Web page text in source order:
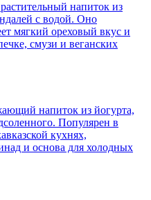
напиток из
с водой. Оно
мягкий ореховый вкус и
смузи и веганских
напиток из йогурта,
Популярен в
кухнях,
и основа для холодных